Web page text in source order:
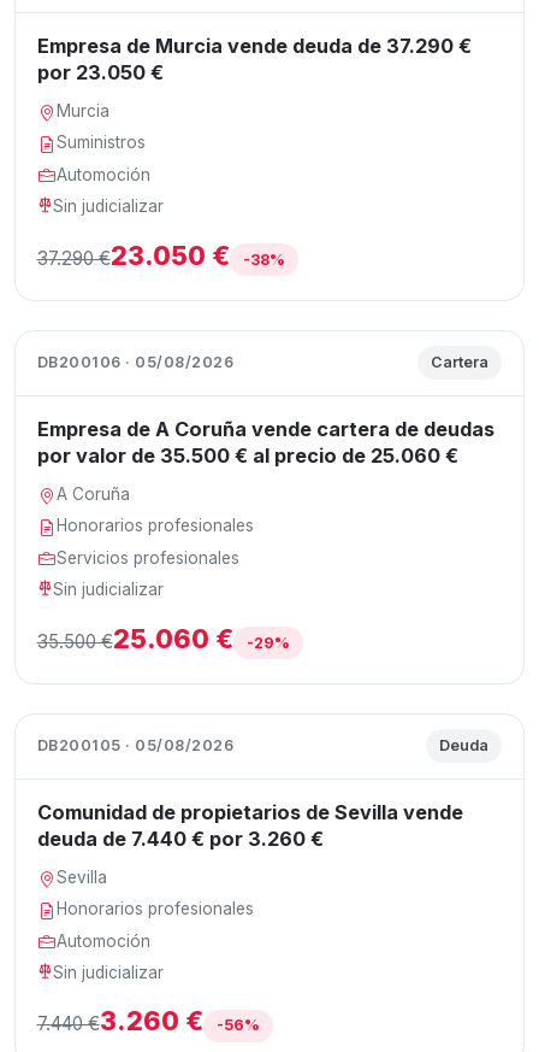
Empresa de Murcia vende deuda de 37.290 €
por 23.050 €
Murcia
Suministros
Automoción
Sin judicializar
37.290 €23.050 € -38%
DB200106 · 05/08/2026 Cartera
Empresa de A Coruña vende cartera de deudas
por valor de 35.500 € al precio de 25.060 €
A Coruña
Honorarios profesionales
Servicios profesionales
Sin judicializar
35.500 €25.060 € -29%
DB200105 · 05/08/2026 Deuda
Comunidad de propietarios de Sevilla vende
deuda de 7.440 € por 3.260 €
Sevilla
Honorarios profesionales
Automoción
Sin judicializar
7.440 €3.260 € -56%